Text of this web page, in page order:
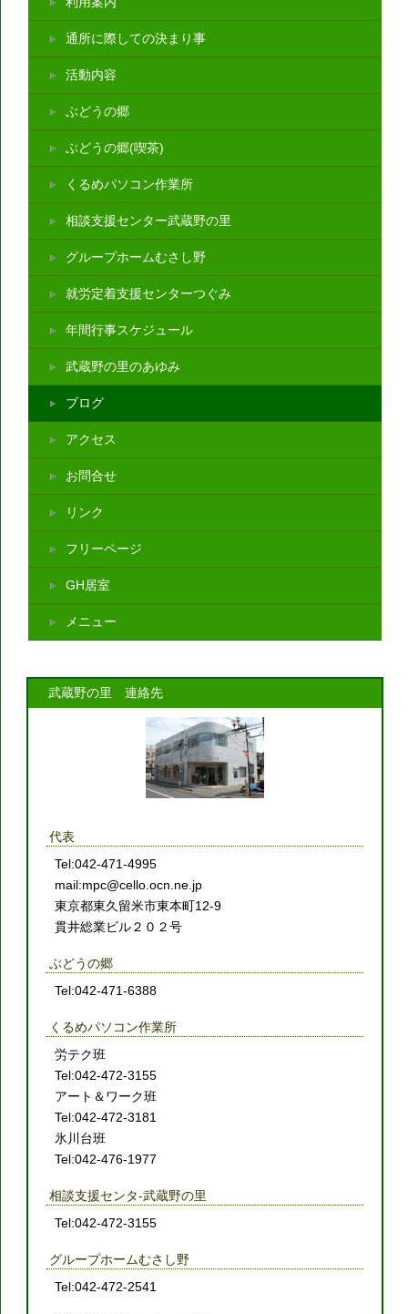
通所に際しての決まり事
活動内容
ぶどうの郷
ぶどうの郷(喫茶)
くるめパソコン作業所
相談支援センター武蔵野の里
グループホームむさし野
就労定着支援センターつぐみ
年間行事スケジュール
武蔵野の里のあゆみ
ブログ
アクセス
お問合せ
リンク
フリーページ
GH居室
メニュー
武蔵野の里 連絡先
代表
Tel:042-471-4995
mail:mpc@cello.ocn.ne.jp
東京都東久留米市東本町12-9
貫井総業ビル２０２号
ぶどうの郷
Tel:042-471-6388
くるめパソコン作業所
労テク班
Tel:042-472-3155
アート＆ワーク班
Tel:042-472-3181
氷川台班
Tel:042-476-1977
相談支援センタ-武蔵野の里
Tel:042-472-3155
グループホームむさし野
Tel:042-472-2541